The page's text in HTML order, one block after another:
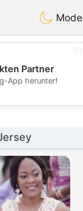
Dating
Mode
Partner
App herunter!